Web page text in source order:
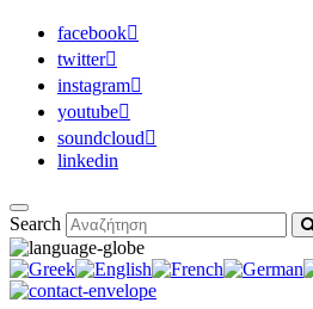
facebook
twitter
instagram
youtube
soundcloud
linkedin
Search